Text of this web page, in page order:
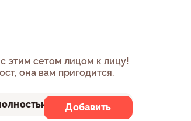
этим сетом лицом к лицу!
она вам пригодится.
Добавить